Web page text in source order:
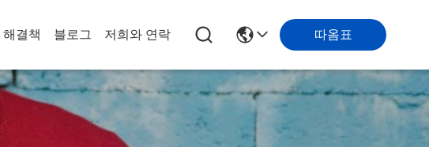
해결책 블로그 저희와 연락 따옴표